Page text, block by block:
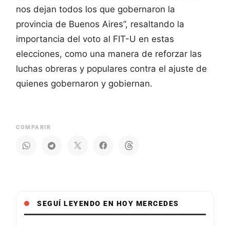
nos dejan todos los que gobernaron la
provincia de Buenos Aires”, resaltando la
importancia del voto al FIT-U en estas
elecciones, como una manera de reforzar las
luchas obreras y populares contra el ajuste de
quienes gobernaron y gobiernan.
COMPARIR
SEGUÍ LEYENDO EN HOY MERCEDES